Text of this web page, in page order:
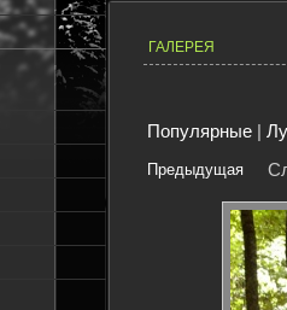
ГАЛЕРЕЯ
Популярные|
Предыдущая